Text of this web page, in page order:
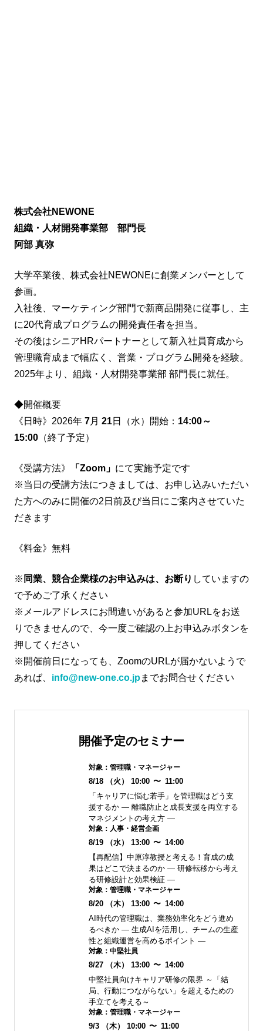
株式会社NEWONE
組織・人材開発事業部
部門長
阿部 真弥
大学卒業後、株式会社NEWONEに創業メンバーとして
参画。
入社後、マーケティング部門で新商品開発に従事し、主
に20代育成プログラムの開発責任者を担当。
その後はシニアHRパートナーとして新入社員育成から
管理職育成まで幅広く、営業・プログラム開発を経験。
2025年より、組織・人材開発事業部 部門長に就任。
◆開催概要
《日時》2026年 7月 21日（水）開始： 14:00～
15:00 （終了予定）
《受講方法》 「Zoom」 にて実施予定です
※当日の受講方法につきましては、お申し込みいただい
た方へのみに開催の2日前及び当日にご案内させていた
だきます
《料金》無料
※ 同業、競合企業様のお申込みは、お断り していますの
で予めご了承ください
※メールアドレスにお間違いがあると参加URLをお送
りできませんので、今一度ご確認の上お申込みボタンを
押してください
※開催前日になっても、ZoomのURLが届かないようで
あれば、 info@new-one.co.jpまでお問合せください
開催予定のセミナー
対象： 管理職・マネージャー
8/18 （火） 10:00 〜 11:00
「キャリアに悩む若手」を管理職はどう支
援するか ― 離職防止と成長支援を両立する
マネジメントの考え方 ―
対象： 人事・経営企画
8/19 （水） 13:00 〜 14:00
【再配信】中原淳教授と考える！育成の成
果はどこで決まるのか ― 研修転移から考え
る研修設計と効果検証 ―
対象： 管理職・マネージャー
8/20 （木） 13:00 〜 14:00
AI時代の管理職は、業務効率化をどう進め
るべきか ― 生成AIを活用し、チームの生産
性と組織運営を高めるポイント ―
対象： 中堅社員
8/27 （木） 13:00 〜 14:00
中堅社員向けキャリア研修の限界 ～「結
局、行動につながらない」を超えるための
手立てを考える～
対象： 管理職・マネージャー
9/3 （木） 10:00 〜 11:00